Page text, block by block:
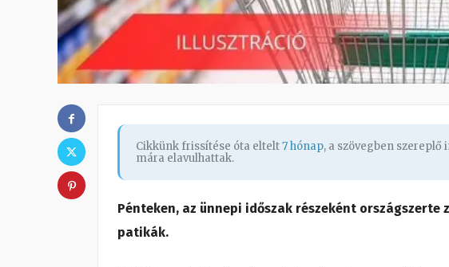
Cikkünk frissítése óta eltelt7 hónap, a szövegben
mára elavulhattak.
Pénteken, az ünnepi időszak részeként
patikák.